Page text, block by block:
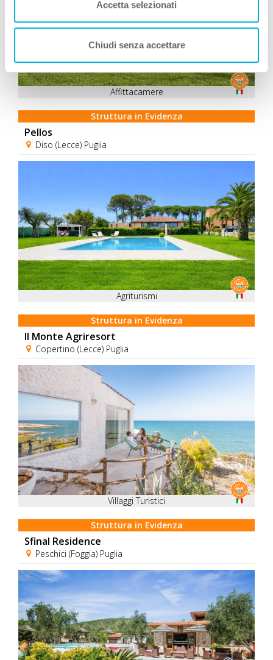
Accetta selezionati
Chiudi senza accettare
Affittacamere
Struttura in Evidenza
Pellos
Diso (Lecce) Puglia
Agriturismi
Struttura in Evidenza
Il Monte Agriresort
Copertino (Lecce) Puglia
Villaggi Turistici
Struttura in Evidenza
Sfinal Residence
Peschici (Foggia) Puglia